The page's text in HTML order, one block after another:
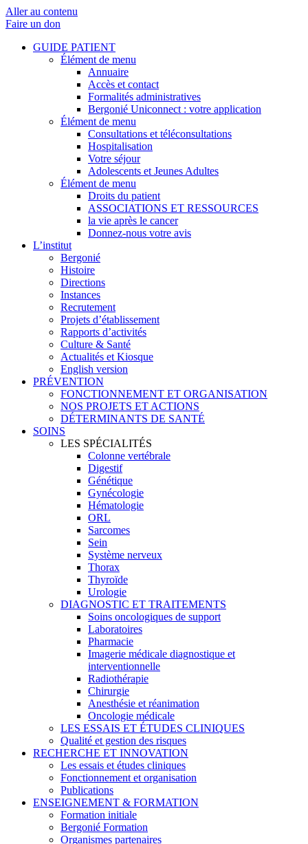
Aller au contenu
Faire un don
GUIDE PATIENT
Élément de menu
Annuaire
Accès et contact
Formalités administratives
Bergonié Uniconnect : votre application
Élément de menu
Consultations et téléconsultations
Hospitalisation
Votre séjour
Adolescents et Jeunes Adultes
Élément de menu
Droits du patient
ASSOCIATIONS ET RESSOURCES
la vie après le cancer
Donnez-nous votre avis
L’institut
Bergonié
Histoire
Directions
Instances
Recrutement
Projets d’établissement
Rapports d’activités
Culture & Santé
Actualités et Kiosque
English version
PRÉVENTION
FONCTIONNEMENT ET ORGANISATION
NOS PROJETS ET ACTIONS
DÉTERMINANTS DE SANTÉ
SOINS
LES SPÉCIALITÉS
Colonne vertébrale
Digestif
Génétique
Gynécologie
Hématologie
ORL
Sarcomes
Sein
Système nerveux
Thorax
Thyroïde
Urologie
DIAGNOSTIC ET TRAITEMENTS
Soins oncologiques de support
Laboratoires
Pharmacie
Imagerie médicale diagnostique et
interventionnelle
Radiothérapie
Chirurgie
Anesthésie et réanimation
Oncologie médicale
LES ESSAIS ET ÉTUDES CLINIQUES
Qualité et gestion des risques
RECHERCHE ET INNOVATION
Les essais et études cliniques
Fonctionnement et organisation
Publications
ENSEIGNEMENT & FORMATION
Formation initiale
Bergonié Formation
Organismes partenaires